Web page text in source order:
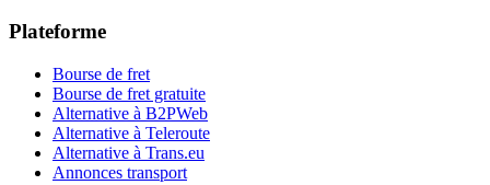
Plateforme
Bourse de fret
Bourse de fret gratuite
Alternative à B2PWeb
Alternative à Teleroute
Alternative à Trans.eu
Annonces transport